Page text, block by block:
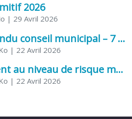
2026
| 29 Avril 2026
Compte rendu conseil municipal – 7 avril 2026
| 22 Avril 2026
Abaissement au niveau de risque modéré de l’Influenza aviaire
| 22 Avril 2026